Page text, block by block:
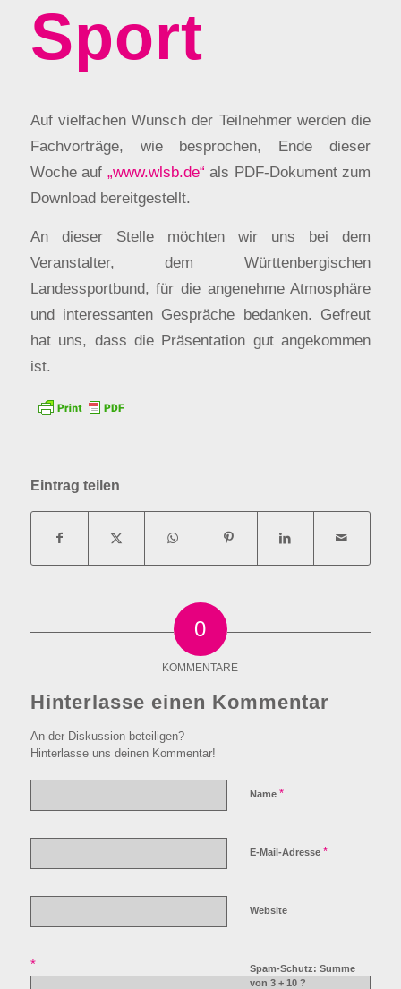
Sport
Auf vielfachen Wunsch der Teilnehmer werden die
Fachvorträge, wie besprochen, Ende dieser
Woche auf „www.wlsb.de“ als PDF-Dokument zum
Download bereitgestellt.
An dieser Stelle möchten wir uns bei dem
Veranstalter, dem Württenbergischen
Landessportbund, für die angenehme Atmosphäre
und interessanten Gespräche bedanken. Gefreut
hat uns, dass die Präsentation gut angekommen
ist.
Eintrag teilen
0
KOMMENTARE
Hinterlasse einen Kommentar
An der Diskussion beteiligen?
Hinterlasse uns deinen Kommentar!
Name *
E-Mail-Adresse *
Website
Spam-Schutz: Summe
von 3 + 10 ?
*